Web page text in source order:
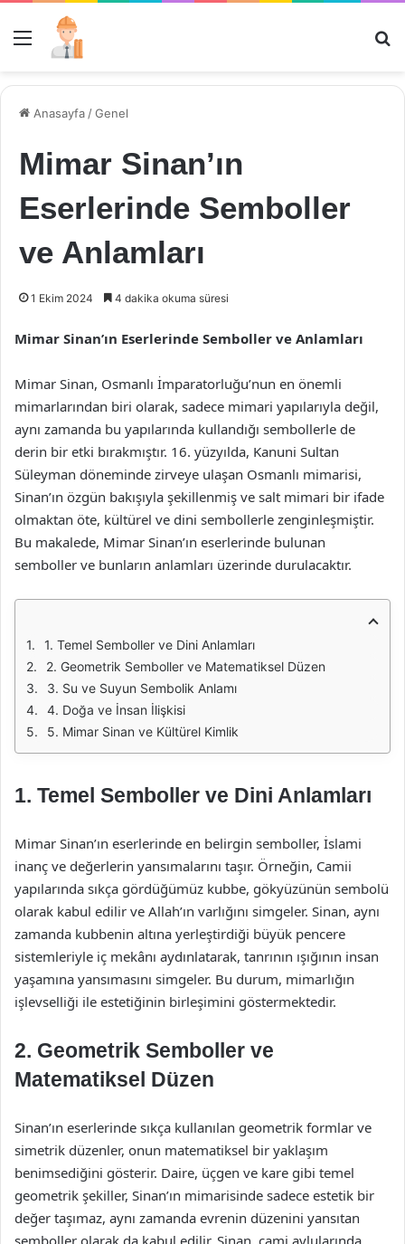
Menü
Anasayfa /Genel
Mimar Sinan’ın
Eserlerinde Semboller
ve Anlamları
1 Ekim 2024 4 dakika okuma süresi
Mimar Sinan’ın Eserlerinde Semboller ve Anlamları
Mimar Sinan, Osmanlı İmparatorluğu’nun en önemli
mimarlarından biri olarak, sadece mimari yapılarıyla değil,
aynı zamanda bu yapılarında kullandığı sembollerle de
derin bir etki bırakmıştır. 16. yüzyılda, Kanuni Sultan
Süleyman döneminde zirveye ulaşan Osmanlı mimarisi,
Sinan’ın özgün bakışıyla şekillenmiş ve salt mimari bir ifade
olmaktan öte, kültürel ve dini sembollerle zenginleşmiştir.
Bu makalede, Mimar Sinan’ın eserlerinde bulunan
semboller ve bunların anlamları üzerinde durulacaktır.
1. Temel Semboller ve Dini Anlamları
2. Geometrik Semboller ve Matematiksel Düzen
3. Su ve Suyun Sembolik Anlamı
4. Doğa ve İnsan İlişkisi
5. Mimar Sinan ve Kültürel Kimlik
1. Temel Semboller ve Dini Anlamları
Mimar Sinan’ın eserlerinde en belirgin semboller, İslami
inanç ve değerlerin yansımalarını taşır. Örneğin, Camii
yapılarında sıkça gördüğümüz kubbe, gökyüzünün sembolü
olarak kabul edilir ve Allah’ın varlığını simgeler. Sinan, aynı
zamanda kubbenin altına yerleştirdiği büyük pencere
sistemleriyle iç mekânı aydınlatarak, tanrının ışığının insan
yaşamına yansımasını simgeler. Bu durum, mimarlığın
işlevselliği ile estetiğinin birleşimini göstermektedir.
2. Geometrik Semboller ve
Matematiksel Düzen
Sinan’ın eserlerinde sıkça kullanılan geometrik formlar ve
simetrik düzenler, onun matematiksel bir yaklaşım
benimsediğini gösterir. Daire, üçgen ve kare gibi temel
geometrik şekiller, Sinan’ın mimarisinde sadece estetik bir
değer taşımaz, aynı zamanda evrenin düzenini yansıtan
semboller olarak da kabul edilir. Sinan, cami avlularında